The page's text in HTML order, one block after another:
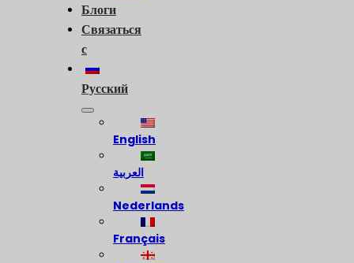
Блоги
Связаться
с
Русский
English
العربية
Nederlands
Français